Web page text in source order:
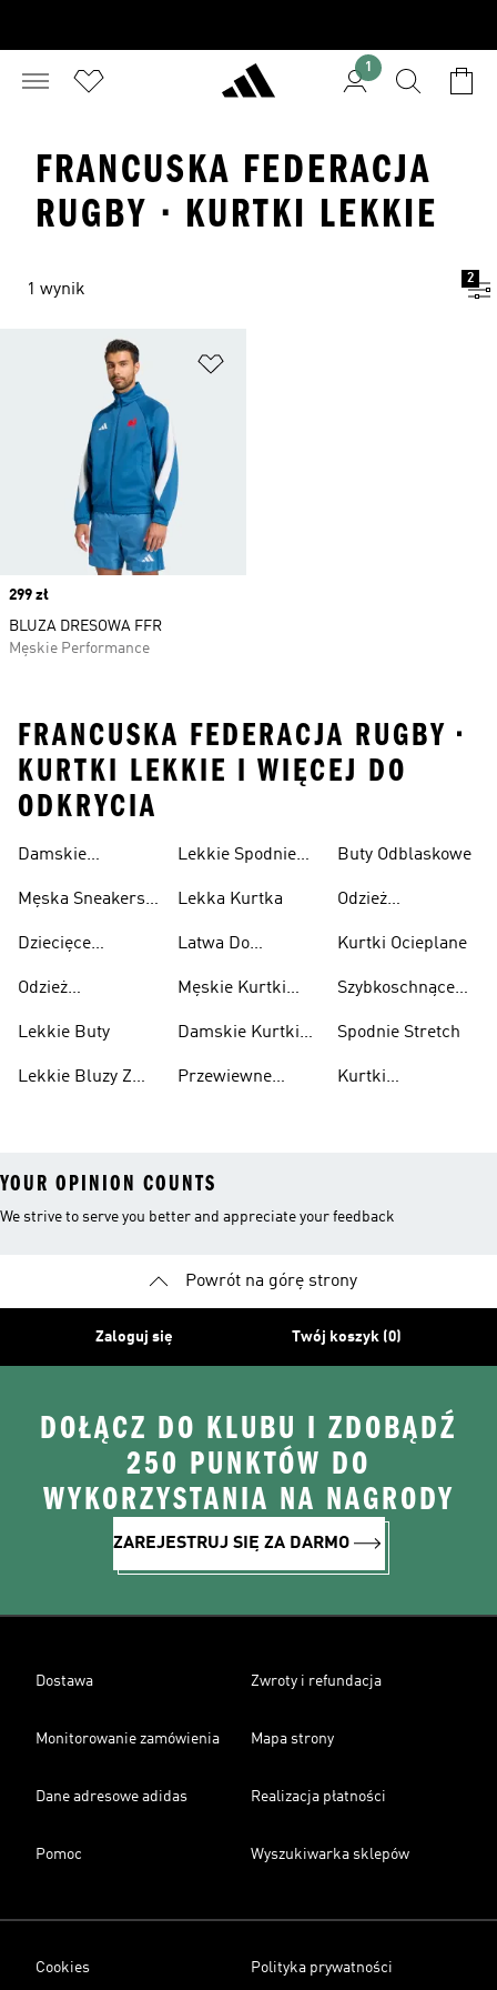
1
FRANCUSKA FEDERACJA
RUGBY · KURTKI LEKKIE
1 wynik
2
Price
299 zł
BLUZA DRESOWA FFR
Męskie Performance
FRANCUSKA FEDERACJA RUGBY •
KURTKI LEKKIE I WIĘCEJ DO
ODKRYCIA
Damskie
Przewiewne
Męska Sneakersy
Dziecięce
Przewiewne
Odzież
Lekkie Buty
Lekkie Bluzy Z
Lekkie Spodnie
Lekka Kurtka
Latwa Do
Kurtki
Męskie Kurtki
Damskie Kurtki
Przewiewne
Buty Odblaskowe
Odzież
Kurtki Ocieplane
Szybkoschnące
Spodnie Stretch
Kurtki
YOUR OPINION COUNTS
We strive to serve you better and appreciate your feedback
Powrót na górę strony
Zaloguj się Twój koszyk (0)
DOŁĄCZ DO KLUBU I ZDOBĄDŹ
250 PUNKTÓW DO
WYKORZYSTANIA NA NAGRODY
ZAREJESTRUJ SIĘ ZA DARMO
Dostawa Zwroty i refundacja
Monitorowanie zamówienia Mapa strony
Dane adresowe adidas Realizacja płatności
Pomoc Wyszukiwarka sklepów
Cookies Polityka prywatności